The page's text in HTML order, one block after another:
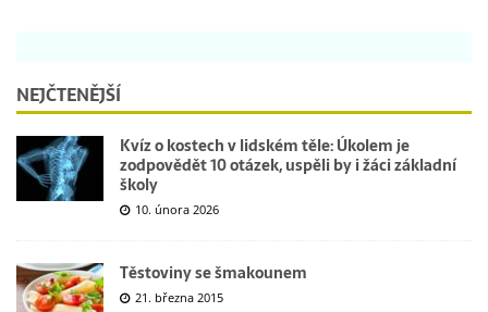
NEJČTENĚJŠÍ
Kvíz o kostech v lidském těle: Úkolem je
zodpovědět 10 otázek, uspěli by i žáci základní
školy
10. února 2026
Těstoviny se šmakounem
21. března 2015